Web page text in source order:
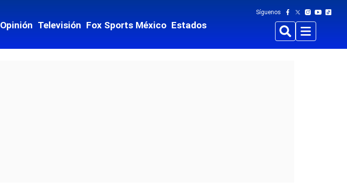
Opinión Televisión Fox Sports México Estados
Síguenos
BuscarMenu